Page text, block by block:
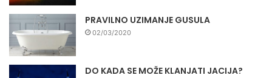
PRAVILNO UZIMANJE GUSULA
02/03/2020
DO KADA SE MOŽE KLANJATI JACIJA?